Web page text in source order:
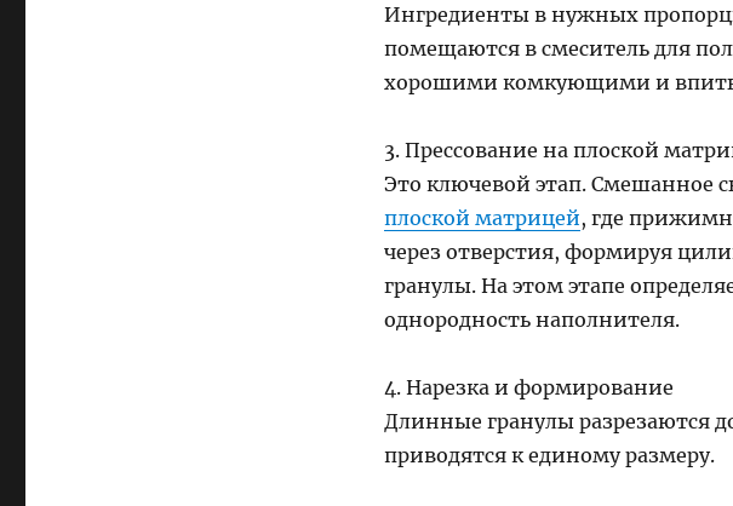
Ингредиенты в нужных
помещаются в смеситель для
хорошими комкующими и
3. Прессование на плоской
Это ключевой этап. Смешанное
плоской матрицей, где
через отверстия, формируя
гранулы. На этом этапе
однородность наполнителя.
4. Нарезка и формирование
Длинные гранулы разрезаются
приводятся к единому размеру.